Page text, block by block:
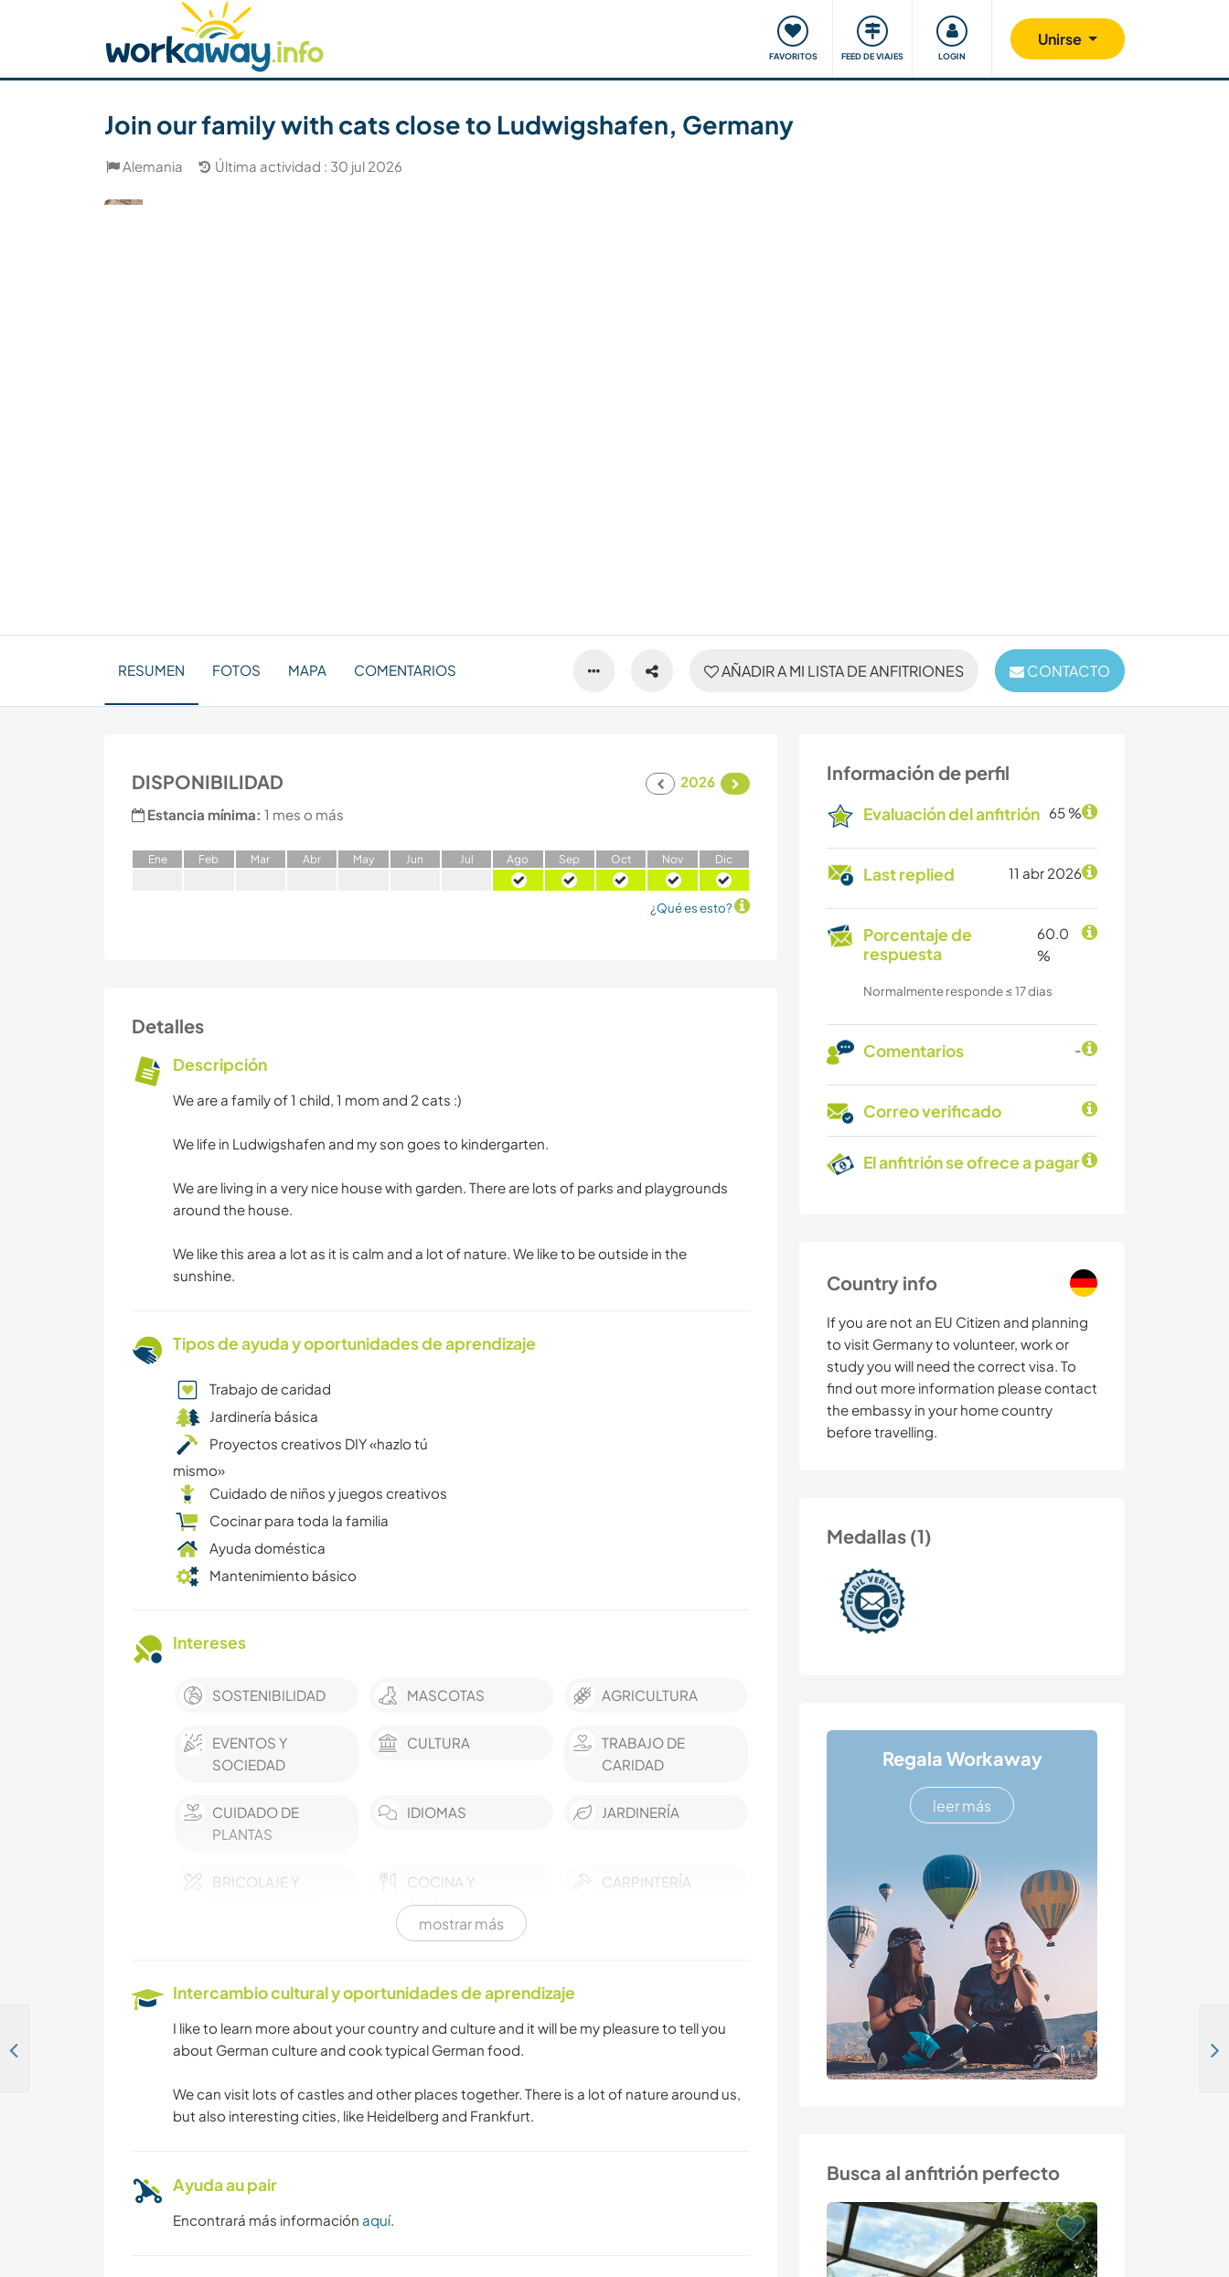
FAVORITOS FEED DE VIAJES LOGIN
Unirse
Buscar anfitrión Busca un compañero Viajar y aprender Comunidad Nos implicamos
Seguridad
Join our family with cats close to Ludwigshafen, Germany
Alemania Última actividad : 30 jul 2026
AÑADIR A MI LISTA DE ANFITRIONES CONTACTO
RESUMEN FOTOS MAPA COMENTARIOS
Información de perfil
Evaluación del anfitrión 65 %
Last replied 11 abr 2026
Porcentaje de
respuesta
60.0
%
Normalmente responde ≤ 17 dias
Comentarios -
Correo verificado
El anfitrión se ofrece a pagar
Country info
If you are not an EU Citizen and planning
to visit Germany to volunteer, work or
study you will need the correct visa. To
find out more information please contact
the embassy in your home country
before travelling.
Medallas (1)
Regala Workaway
leer más
Busca al anfitrión perfecto
DISPONIBILIDAD
2026
Estancia mínima: 1 mes o más
Ene Feb Mar Abr May Jun Jul Ago Sep Oct Nov Dic
¿Qué es esto?
Detalles
Descripción
We are a family of 1 child, 1 mom and 2 cats :)
We life in Ludwigshafen and my son goes to kindergarten.
We are living in a very nice house with garden. There are lots of parks and playgrounds
around the house.
We like this area a lot as it is calm and a lot of nature. We like to be outside in the
sunshine.
Tipos de ayuda y oportunidades de aprendizaje
Trabajo de caridad
Jardinería básica
Proyectos creativos DIY «hazlo tú
mismo»
Cuidado de niños y juegos creativos
Cocinar para toda la familia
Ayuda doméstica
Mantenimiento básico
Intereses
SOSTENIBILIDAD MASCOTAS AGRICULTURA
EVENTOS Y
SOCIEDAD
CULTURA
TRABAJO DE
CARIDAD
CUIDADO DE
PLANTAS
IDIOMAS JARDINERÍA
BRICOLAJE Y
COCINA Y
ALIMENTACIÓN
CARPINTERÍA
CICLISMO PLAYA
mostrar más
Intercambio cultural y oportunidades de aprendizaje
I like to learn more about your country and culture and it will be my pleasure to tell you
about German culture and cook typical German food.
We can visit lots of castles and other places together. There is a lot of nature around us,
but also interesting cities, like Heidelberg and Frankfurt.
Ayuda au pair
Encontrará más información aquí.